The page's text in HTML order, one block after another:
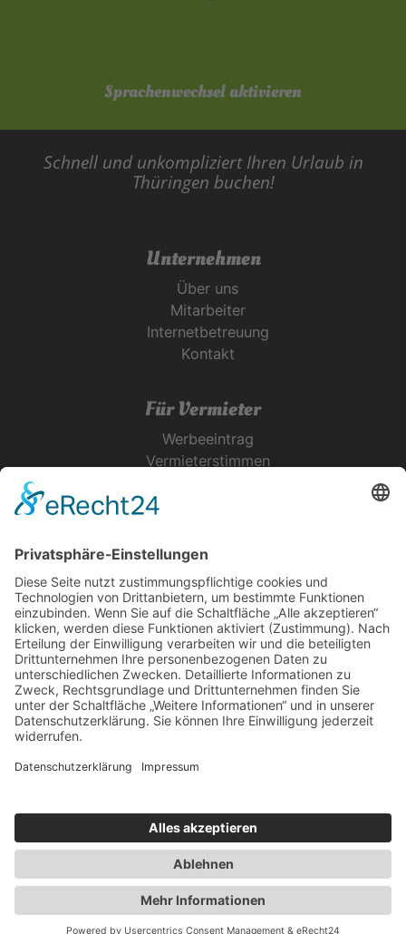
Sprachenwechsel aktivieren
Schnell und unkompliziert Ihren Urlaub in
Thüringen buchen!
Unternehmen
Über uns
Mitarbeiter
Internetbetreuung
Kontakt
Für Vermieter
Werbeeintrag
Vermieterstimmen
Urlaubsservice
Bücher, Karten & CD's
Ihre Anreise
Wetter
Links
Nutzungsbedingungen
Datenschutz
Reiseoasen.de
©2026 Internet-Service-Community|Cookie-Einstellungen